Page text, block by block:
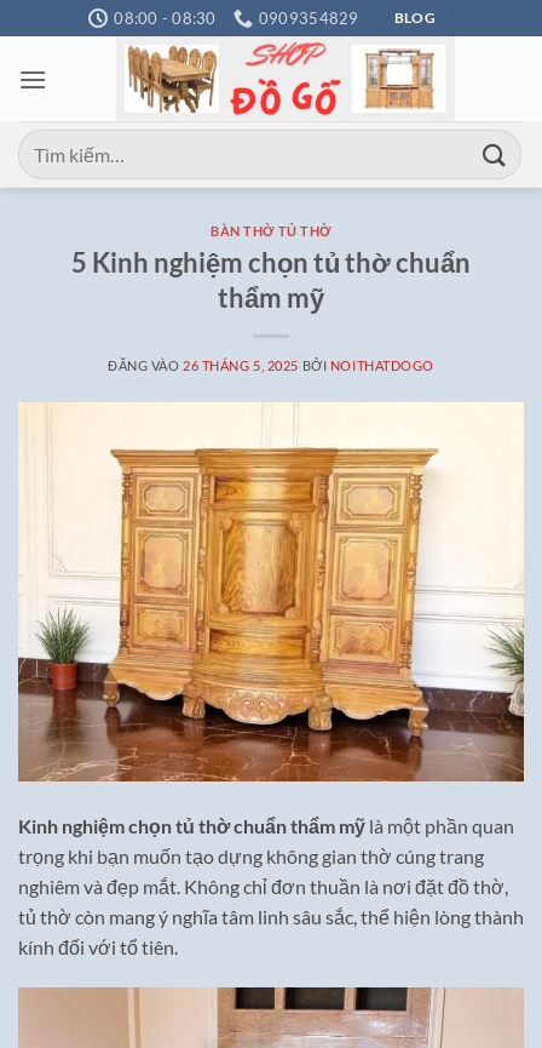
qua
nội
08:00 - 08:30 0909354829 BLOG
Tìm
kiếm:
BÀN THỜ TỦ THỜ
5 Kinh nghiệm chọn tủ thờ chuẩn
thẩm mỹ
ĐĂNG VÀO 26 THÁNG 5, 2025 BỞI NOITHATDOGO
Kinh nghiệm chọn tủ thờ chuẩn thẩm mỹ là một phần quan
trọng khi bạn muốn tạo dựng không gian thờ cúng trang
nghiêm và đẹp mắt. Không chỉ đơn thuần là nơi đặt đồ thờ,
tủ thờ còn mang ý nghĩa tâm linh sâu sắc, thể hiện lòng thành
kính đối với tổ tiên.